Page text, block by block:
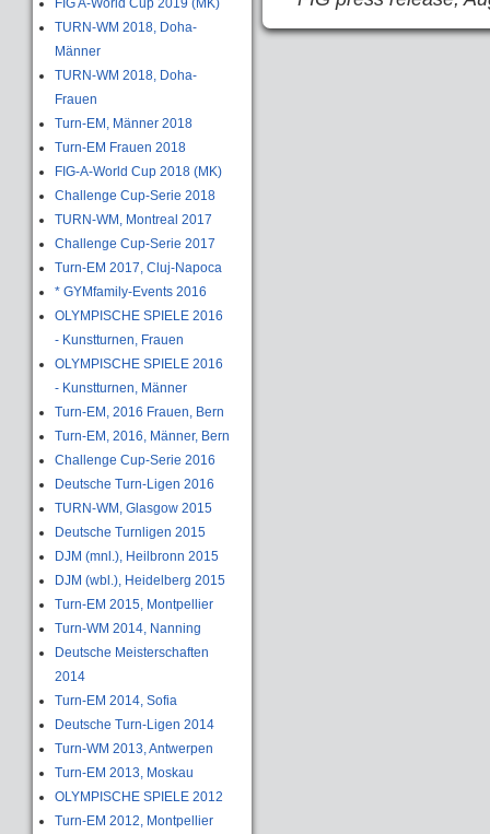
FIG A-World Cup 2019 (MK)
TURN-WM 2018, Doha-
Männer
TURN-WM 2018, Doha-
Frauen
Turn-EM, Männer 2018
Turn-EM Frauen 2018
FIG-A-World Cup 2018 (MK)
Challenge Cup-Serie 2018
TURN-WM, Montreal 2017
Challenge Cup-Serie 2017
Turn-EM 2017, Cluj-Napoca
* GYMfamily-Events 2016
OLYMPISCHE SPIELE 2016
- Kunstturnen, Frauen
OLYMPISCHE SPIELE 2016
- Kunstturnen, Männer
Turn-EM, 2016 Frauen, Bern
Turn-EM, 2016, Männer, Bern
Challenge Cup-Serie 2016
Deutsche Turn-Ligen 2016
TURN-WM, Glasgow 2015
Deutsche Turnligen 2015
DJM (mnl.), Heilbronn 2015
DJM (wbl.), Heidelberg 2015
Turn-EM 2015, Montpellier
Turn-WM 2014, Nanning
Deutsche Meisterschaften
2014
Turn-EM 2014, Sofia
Deutsche Turn-Ligen 2014
Turn-WM 2013, Antwerpen
Turn-EM 2013, Moskau
OLYMPISCHE SPIELE 2012
Turn-EM 2012, Montpellier